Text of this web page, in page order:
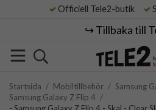
Officiell Tele2-butik
↪️ Tillbaka till
Startsida / Mobiltillbehör / Samsung
Samsung Galaxy Z Flip 4 /